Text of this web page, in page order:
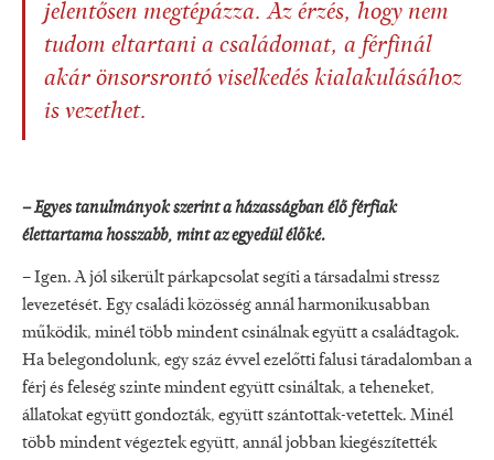
jelentősen megtépázza. Az érzés, hogy nem
tudom eltartani a családo­mat, a férfinál
akár önsorsrontó visel­kedés kialakulásához
is vezethet.
– Egyes tanulmányok szerint a házasságban élő férfiak
élettartama hosszabb, mint az egyedül élőké.
– Igen. A jól sikerült párkapcso­lat segíti a társadalmi stressz
leve­zetését. Egy családi közösség annál harmonikusabban
működik, minél több mindent csinálnak együtt a családtagok.
Ha belegondolunk, egy száz évvel ezelőtti falusi táradalomban a
férj és feleség szinte mindent együtt csináltak, a teheneket,
állatokat együtt gondozták, együtt szántottak-­vetettek. Minél
több mindent végeztek együtt, annál jobban kiegészítették